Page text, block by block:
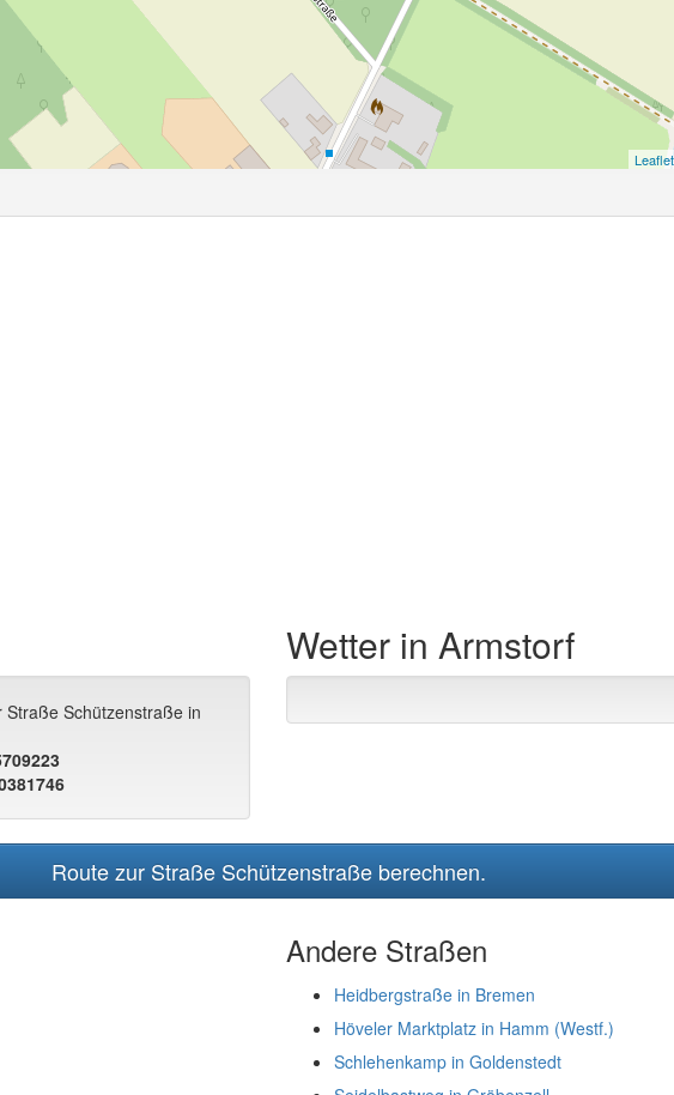
Leaflet
Schützenstraße in
Wetter in Armstorf
Route zur Straße Schützenstraße berechnen.
Andere Straßen
Heidbergstraße in Bremen
Höveler Marktplatz in Hamm (Westf.)
Schlehenkamp in Goldenstedt